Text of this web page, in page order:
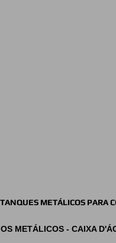
METÁLICOS PARA
METÁLICOS - CAIXA